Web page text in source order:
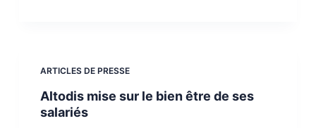
ARTICLES DE PRESSE
Altodis mise sur le bien être de ses
salariés